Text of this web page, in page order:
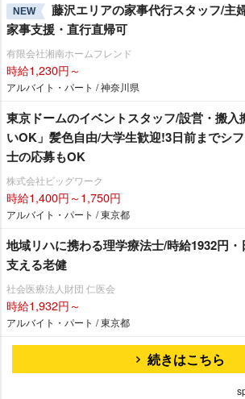
NEW
藤沢エリアの家事代行スタッフ/主
家事支援・直行直帰可
有限会社湘南ホームフレンド
時給1,230円～
アルバイト・パート / 神奈川県
東京ドームのイベントスタッフ/設営・搬入
いOK」髪色自由/大学生歓迎!3日前までシ
士の応募もOK
株式会社ビッグワーク
時給1,400円～1,750円
アルバイト・パート / 東京都
地域リハに携わる理学療法士/時給1932円
支える老健
社会医療法人財団 仁医会
時給1,932円～
アルバイト・パート / 東京都
続きはこちら